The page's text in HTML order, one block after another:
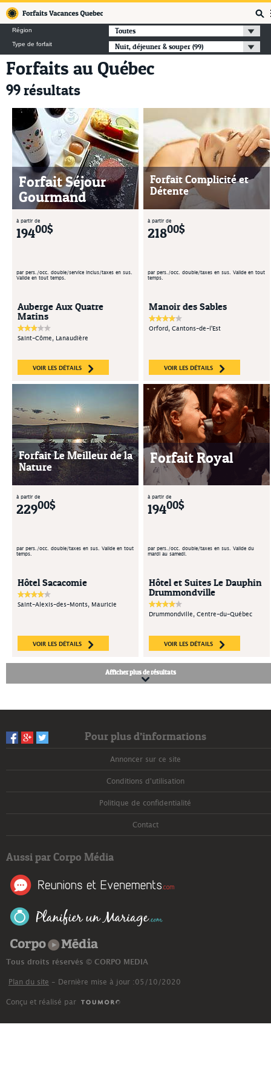
Région Toutes
Type de forfait Nuit, déjeuner & souper (99)
Forfaits au Québec
99 résultats
Forfait Séjour
Gourmand
à partir de
19400$
par pers./occ. double/service inclus/taxes en sus.
Valide en tout temps.
Auberge Aux Quatre
Matins
Saint-Côme, Lanaudière
VOIR LES DÉTAILS
Forfait Complicité et
Détente
à partir de
21800$
par pers./occ. double/taxes en sus. Valide en tout
temps.
Manoir des Sables
Orford, Cantons-de-l'Est
VOIR LES DÉTAILS
Forfait Le Meilleur de la
Nature
à partir de
22900$
par pers./occ. double/taxes en sus. Valide en tout
temps.
Hôtel Sacacomie
Saint-Alexis-des-Monts, Mauricie
VOIR LES DÉTAILS
Forfait Royal
à partir de
19400$
par pers./occ. double/taxes en sus. Valide du
mardi au samedi.
Hôtel et Suites Le Dauphin
Drummondville
Drummondville, Centre-du-Québec
VOIR LES DÉTAILS
Afficher plus de résultats
Pour plus d’informations
Annoncer sur ce site
Conditions d'utilisation
Politique de confidentialité
Contact
Aussi par Corpo Média
Tous droits réservés © CORPO MEDIA
Plan du site - Dernière mise à jour :05/10/2020
Conçu et réalisé par